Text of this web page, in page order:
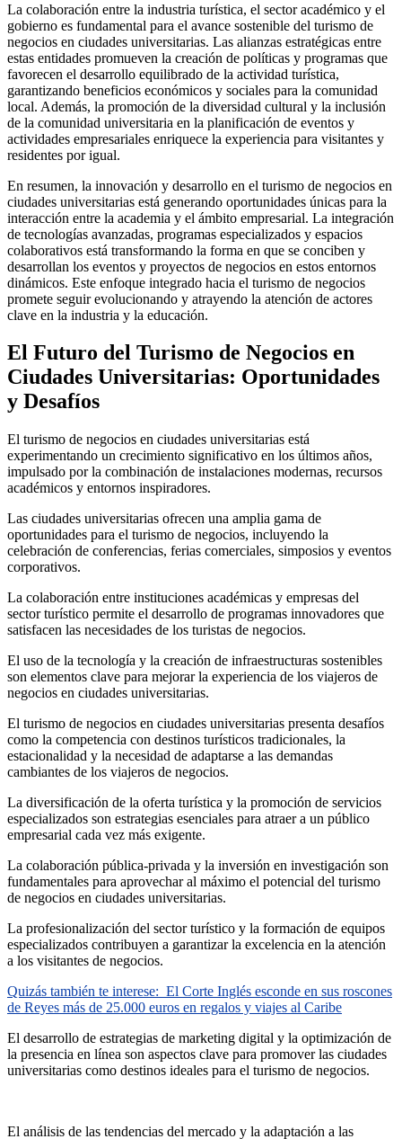
La colaboración entre la industria turística, el sector académico y el
gobierno es fundamental para el avance sostenible del turismo de
negocios en ciudades universitarias. Las alianzas estratégicas entre
estas entidades promueven la creación de políticas y programas que
favorecen el desarrollo equilibrado de la actividad turística,
garantizando beneficios económicos y sociales para la comunidad
local. Además, la promoción de la diversidad cultural y la inclusión
de la comunidad universitaria en la planificación de eventos y
actividades empresariales enriquece la experiencia para visitantes y
residentes por igual.
En resumen, la innovación y desarrollo en el turismo de negocios en
ciudades universitarias está generando oportunidades únicas para la
interacción entre la academia y el ámbito empresarial. La integración
de tecnologías avanzadas, programas especializados y espacios
colaborativos está transformando la forma en que se conciben y
desarrollan los eventos y proyectos de negocios en estos entornos
dinámicos. Este enfoque integrado hacia el turismo de negocios
promete seguir evolucionando y atrayendo la atención de actores
clave en la industria y la educación.
El Futuro del Turismo de Negocios en
Ciudades Universitarias: Oportunidades
y Desafíos
El turismo de negocios en ciudades universitarias está
experimentando un crecimiento significativo en los últimos años,
impulsado por la combinación de instalaciones modernas, recursos
académicos y entornos inspiradores.
Las ciudades universitarias ofrecen una amplia gama de
oportunidades para el turismo de negocios, incluyendo la
celebración de conferencias, ferias comerciales, simposios y eventos
corporativos.
La colaboración entre instituciones académicas y empresas del
sector turístico permite el desarrollo de programas innovadores que
satisfacen las necesidades de los turistas de negocios.
El uso de la tecnología y la creación de infraestructuras sostenibles
son elementos clave para mejorar la experiencia de los viajeros de
negocios en ciudades universitarias.
El turismo de negocios en ciudades universitarias presenta desafíos
como la competencia con destinos turísticos tradicionales, la
estacionalidad y la necesidad de adaptarse a las demandas
cambiantes de los viajeros de negocios.
La diversificación de la oferta turística y la promoción de servicios
especializados son estrategias esenciales para atraer a un público
empresarial cada vez más exigente.
La colaboración pública-privada y la inversión en investigación son
fundamentales para aprovechar al máximo el potencial del turismo
de negocios en ciudades universitarias.
La profesionalización del sector turístico y la formación de equipos
especializados contribuyen a garantizar la excelencia en la atención
a los visitantes de negocios.
Quizás también te interese: El Corte Inglés esconde en sus roscones
de Reyes más de 25.000 euros en regalos y viajes al Caribe
El desarrollo de estrategias de marketing digital y la optimización de
la presencia en línea son aspectos clave para promover las ciudades
universitarias como destinos ideales para el turismo de negocios.
El análisis de las tendencias del mercado y la adaptación a las